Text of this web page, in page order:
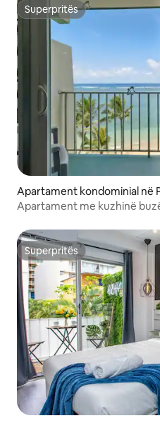
Superpritës
Superpritës
Apartament kondominial në
Apartament me kuzhinë
Superpritës
Superpritës